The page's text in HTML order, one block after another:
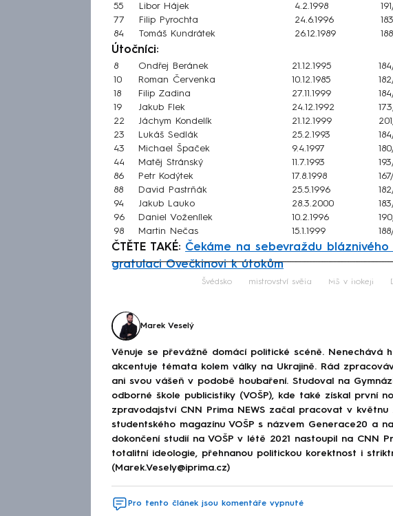
55
Libor Hájek 4.2.1998
77
Filip Pyrochta 24.6.1996
84
Tomáš Kundrátek 26.12.1989
Útočníci:
8 Ondřej Beránek 21.12.1995
10
Roman Červenka 10.12.1985
18
Filip Zadina 27.11.1999
19
Jakub Flek 24.12.1992
22
Jáchym Kondelík 21.12.1999
23
Lukáš Sedlák 25.2.1993
43
Michael Špaček 9.4.1997
44
Matěj Stránský 11.7.1993
86
Petr Kodýtek 17.8.1998
88
David Pastrňák 25.5.1996
94
Jakub Lauko 28.3.2000
96
Daniel Voženílek 10.2.1996
98
Martin Nečas 15.1.1999
ČTĚTE TAKÉ: Čekáme na sebevraždu bláznivého
gratulaci Ovečkinovi k útokům
Failed to
Švédsko mistrovství světa MS v hokeji
Marek Veselý
Věnuje se převážně domácí politické scéně. Nenechává
akcentuje témata kolem války na Ukrajině. Rád
ani svou vášeň v podobě houbaření. Studoval na
odborné škole publicistiky (VOŠP), kde také získal první
zpravodajství CNN Prima NEWS začal pracovat v
studentského magazínu VOŠP s názvem Generace20 a
dokončení studií na VOŠP v létě 2021 nastoupil na CNN
totalitní ideologie, přehnanou politickou korektnost i
(Marek.Vesely@iprima.cz)
Pro tento článek jsou komentáře vypnuté